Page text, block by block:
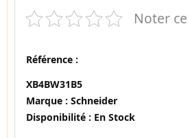
Noter
Référence :
XB4BW31B5
Marque : Schneider
Disponibilité : En Stock